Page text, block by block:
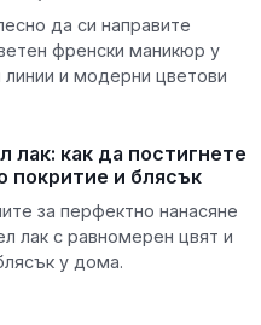
да си направите
френски маникюр у
и модерни цветови
лак: как да постигнете
покритие и блясък
за перфектно нанасяне
лак с равномерен цвят и
у дома.